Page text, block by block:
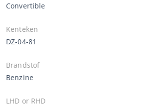
Convertible
Kenteken
DZ-04-81
Brandstof
Benzine
LHD or RHD